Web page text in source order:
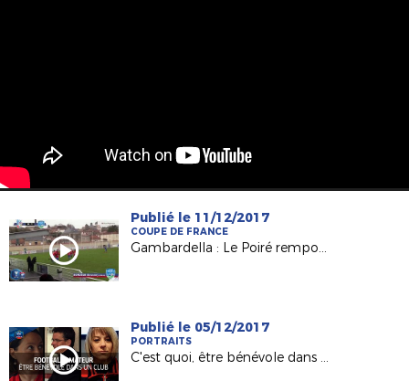
Publié le 11/12/2017
COUPE DE FRANCE
Gambardella : Le Poiré remporte le derby à Fontenay !
Publié le 05/12/2017
PORTRAITS
C'est quoi, être bénévole dans un club ?